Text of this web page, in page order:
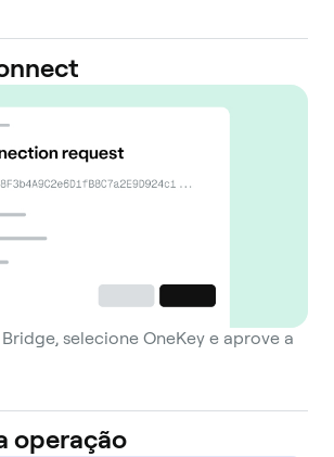
selecione OneKey e aprove a
operação